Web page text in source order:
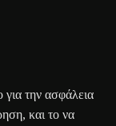
για την ασφάλεια
και το να